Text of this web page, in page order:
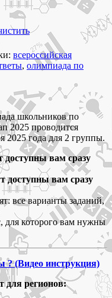
всероссийская
, олимпиада по
школьников по
2025 проводится
2025 года для 2 группы.
доступны вам сразу
доступны вам сразу
все варианты заданий,
для которого вам нужны
? (Видео инструкция)
для регионов: